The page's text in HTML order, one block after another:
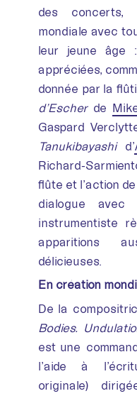
des concerts,
mondiale avec
leur jeune âge
appréciées,
donnée par la
d’Escherde
Gaspard
Tanukibayashid’
Richard-
flûte et l’action
dialogue avec
instrumentiste
apparitions
délicieuses.
En création
De la
Bodies.
est une
l’aide à
originale)